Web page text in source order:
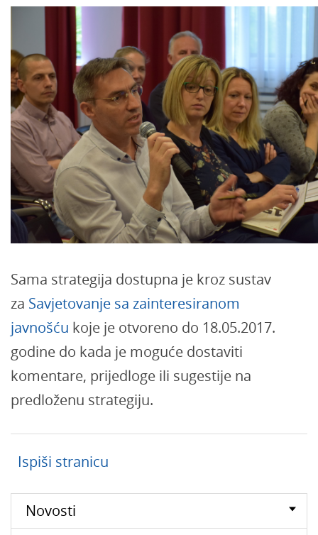
Sama strategija dostupna je kroz sustav
za Savjetovanje sa zainteresiranom
javnošću koje je otvoreno do 18.05.2017.
godine do kada je moguće dostaviti
komentare, prijedloge ili sugestije na
predloženu strategiju.
Ispiši stranicu
Novosti